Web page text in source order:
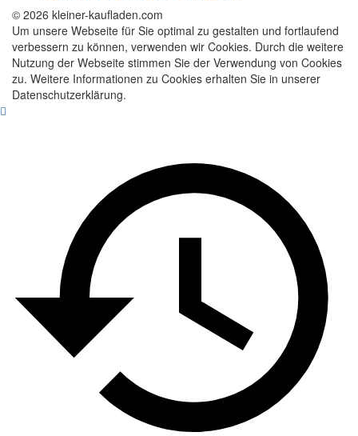
© 2026 kleiner-kaufladen.com
Um unsere Webseite für Sie optimal zu gestalten und fortlaufend
verbessern zu können, verwenden wir Cookies. Durch die weitere
Nutzung der Webseite stimmen Sie der Verwendung von Cookies
zu. Weitere Informationen zu Cookies erhalten Sie in unserer
Datenschutzerklärung.